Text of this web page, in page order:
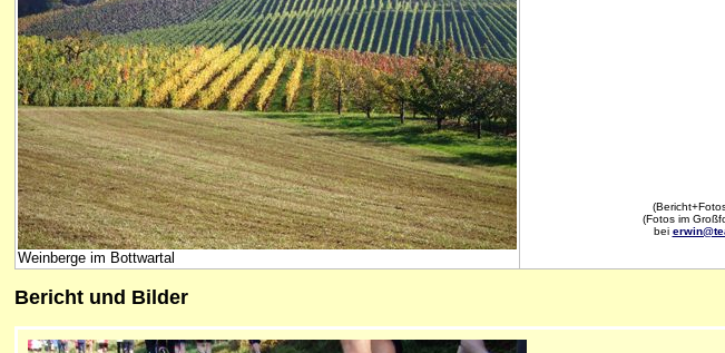
Weinberge im Bottwartal
(Fotos im
bei
Bericht und Bilder